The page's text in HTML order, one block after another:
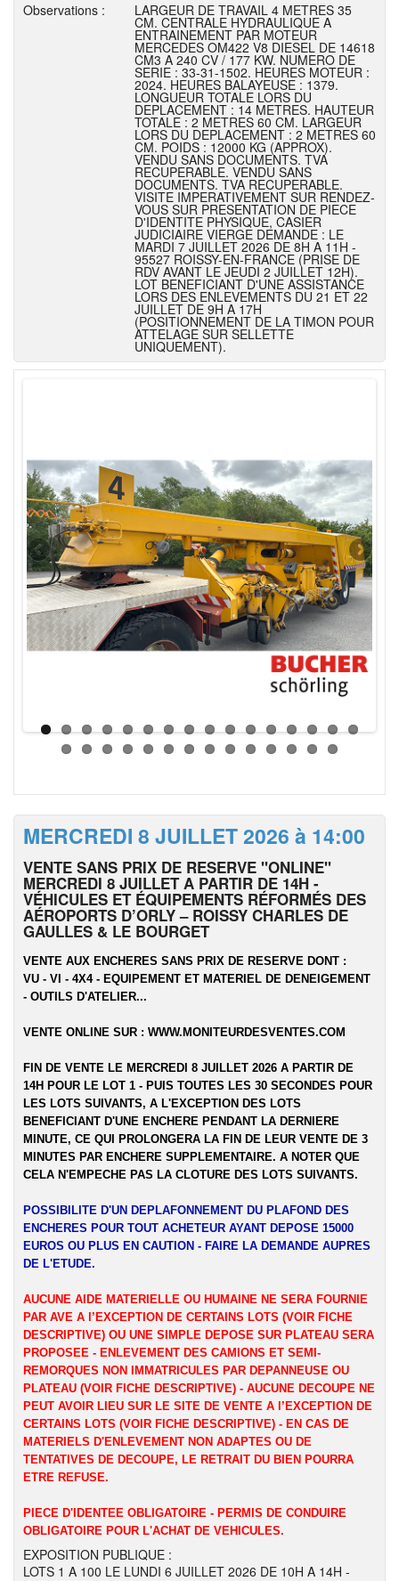
Observations :
LARGEUR DE TRAVAIL 4 METRES 35
CM. CENTRALE HYDRAULIQUE A
ENTRAINEMENT PAR MOTEUR
MERCEDES OM422 V8 DIESEL DE 14618
CM3 A 240 CV / 177 KW. NUMERO DE
SERIE : 33-31-1502. HEURES MOTEUR :
2024. HEURES BALAYEUSE : 1379.
LONGUEUR TOTALE LORS DU
DEPLACEMENT : 14 METRES. HAUTEUR
TOTALE : 2 METRES 60 CM. LARGEUR
LORS DU DEPLACEMENT : 2 METRES 60
CM. POIDS : 12000 KG (APPROX).
VENDU SANS DOCUMENTS. TVA
RECUPERABLE. VENDU SANS
DOCUMENTS. TVA RECUPERABLE.
VISITE IMPERATIVEMENT SUR RENDEZ-
VOUS SUR PRESENTATION DE PIECE
D'IDENTITE PHYSIQUE, CASIER
JUDICIAIRE VIERGE DEMANDE : LE
MARDI 7 JUILLET 2026 DE 8H A 11H -
95527 ROISSY-EN-FRANCE (PRISE DE
RDV AVANT LE JEUDI 2 JUILLET 12H).
LOT BENEFICIANT D'UNE ASSISTANCE
LORS DES ENLEVEMENTS DU 21 ET 22
JUILLET DE 9H A 17H
(POSITIONNEMENT DE LA TIMON POUR
ATTELAGE SUR SELLETTE
UNIQUEMENT).
MERCREDI 8 JUILLET 2026 à 14:00
VENTE SANS PRIX DE RESERVE "ONLINE"
MERCREDI 8 JUILLET A PARTIR DE 14H -
VÉHICULES ET ÉQUIPEMENTS RÉFORMÉS DES
AÉROPORTS D’ORLY – ROISSY CHARLES DE
GAULLES & LE BOURGET
VENTE AUX ENCHERES SANS PRIX DE RESERVE DONT :
VU - VI - 4X4 - EQUIPEMENT ET MATERIEL DE DENEIGEMENT
- OUTILS D'ATELIER...
VENTE ONLINE SUR : WWW.MONITEURDESVENTES.COM
FIN DE VENTE LE MERCREDI 8 JUILLET 2026 A PARTIR DE
14H POUR LE LOT 1 - PUIS TOUTES LES 30 SECONDES POUR
LES LOTS SUIVANTS, A L'EXCEPTION DES LOTS
BENEFICIANT D'UNE ENCHERE PENDANT LA DERNIERE
MINUTE, CE QUI PROLONGERA LA FIN DE LEUR VENTE DE 3
MINUTES PAR ENCHERE SUPPLEMENTAIRE. A NOTER QUE
CELA N'EMPECHE PAS LA CLOTURE DES LOTS SUIVANTS.
POSSIBILITE D'UN DEPLAFONNEMENT DU PLAFOND DES
ENCHERES POUR TOUT ACHETEUR AYANT DEPOSE 15000
EUROS OU PLUS EN CAUTION - FAIRE LA DEMANDE AUPRES
DE L'ETUDE.
AUCUNE AIDE MATERIELLE OU HUMAINE NE SERA FOURNIE
PAR AVE A l’EXCEPTION DE CERTAINS LOTS (VOIR FICHE
DESCRIPTIVE) OU UNE SIMPLE DEPOSE SUR PLATEAU SERA
PROPOSEE - ENLEVEMENT DES CAMIONS ET SEMI-
REMORQUES NON IMMATRICULES PAR DEPANNEUSE OU
PLATEAU (VOIR FICHE DESCRIPTIVE) - AUCUNE DECOUPE NE
PEUT AVOIR LIEU SUR LE SITE DE VENTE A l’EXCEPTION DE
CERTAINS LOTS (VOIR FICHE DESCRIPTIVE) - EN CAS DE
MATERIELS D'ENLEVEMENT NON ADAPTES OU DE
TENTATIVES DE DECOUPE, LE RETRAIT DU BIEN POURRA
ETRE REFUSE.
PIECE D'IDENTEE OBLIGATOIRE - PERMIS DE CONDUIRE
OBLIGATOIRE POUR L'ACHAT DE VEHICULES.
EXPOSITION PUBLIQUE :
LOTS 1 A 100 LE LUNDI 6 JUILLET 2026 DE 10H A 14H -